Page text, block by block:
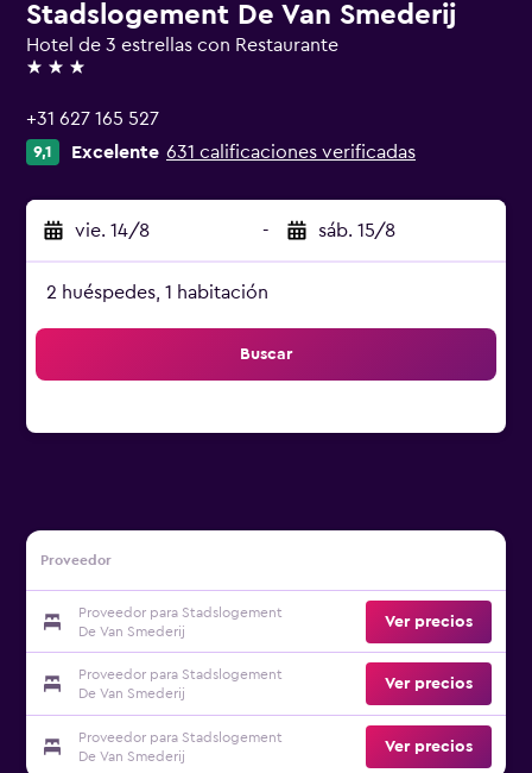
Stadslogement De Van Smederij
Hotel de 3 estrellas con Restaurante
3 estrellas
+31 627 165 527
9,1 Excelente 631 calificaciones verificadas
vie. 14/8 - sáb. 15/8
2 huéspedes, 1 habitación
Buscar
Proveedor
Proveedor para Stadslogement
De Van Smederij
Ver precios
Proveedor para Stadslogement
De Van Smederij
Ver precios
Proveedor para Stadslogement
De Van Smederij
Ver precios